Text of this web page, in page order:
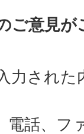
ご意見
力された
電話、フ